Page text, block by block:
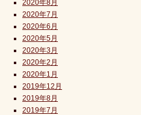
2020年8月
2020年7月
2020年6月
2020年5月
2020年3月
2020年2月
2020年1月
2019年12月
2019年8月
2019年7月